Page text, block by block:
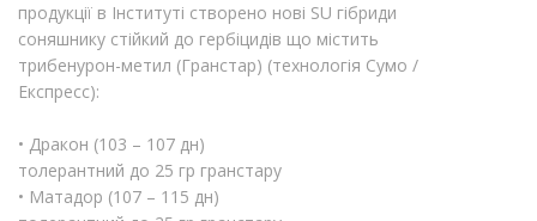
продукції в Інституті створено нові SU гібриди
соняшнику стійкий до гербіцидів що містить
трибенурон-метил (Гранстар) (технологія Сумо /
Експресс):
• Дракон (103 – 107 дн)
толерантний до 25 гр гранстару
• Матадор (107 – 115 дн)